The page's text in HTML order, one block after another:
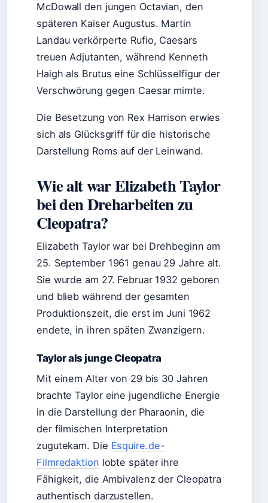
McDowall den jungen Octavian, den
späteren Kaiser Augustus. Martin
Landau verkörperte Rufio, Caesars
treuen Adjutanten, während Kenneth
Haigh als Brutus eine Schlüsselfigur der
Verschwörung gegen Caesar mimte.
Die Besetzung von Rex Harrison erwies
sich als Glücksgriff für die historische
Darstellung Roms auf der Leinwand.
Wie alt war Elizabeth Taylor
bei den Dreharbeiten zu
Cleopatra?
Elizabeth Taylor war bei Drehbeginn am
25. September 1961 genau 29 Jahre alt.
Sie wurde am 27. Februar 1932 geboren
und blieb während der gesamten
Produktionszeit, die erst im Juni 1962
endete, in ihren späten Zwanzigern.
Taylor als junge Cleopatra
Mit einem Alter von 29 bis 30 Jahren
brachte Taylor eine jugendliche Energie
in die Darstellung der Pharaonin, die
der filmischen Interpretation
zugutekam. Die Esquire.de-
Filmredaktion lobte später ihre
Fähigkeit, die Ambivalenz der Cleopatra
authentisch darzustellen.